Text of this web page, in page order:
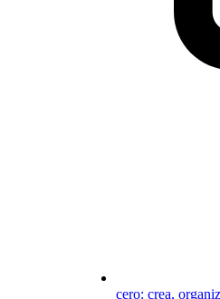
cero: crea,